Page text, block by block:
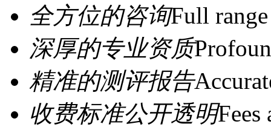
全方位的咨询Full
深厚的专业资质
精准的测评报告
收费标准公开透明Fees